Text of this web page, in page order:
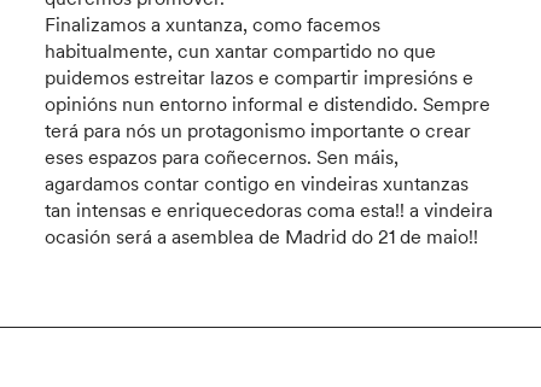
Finalizamos a xuntanza, como facemos
habitualmente, cun xantar compartido no que
puidemos estreitar lazos e compartir impresións e
opinións nun entorno informal e distendido. Sempre
terá para nós un protagonismo importante o crear
eses espazos para coñecernos. Sen máis,
agardamos contar contigo en vindeiras xuntanzas
tan intensas e enriquecedoras coma esta!! a vindeira
ocasión será a asemblea de Madrid do 21 de maio!!